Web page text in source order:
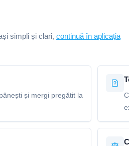
simpli și clari, continuă în aplicația
și mergi pregătit la